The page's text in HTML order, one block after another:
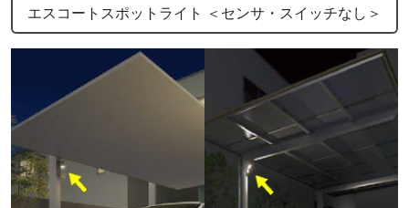
エスコートスポットライト ＜センサ・スイッチなし＞